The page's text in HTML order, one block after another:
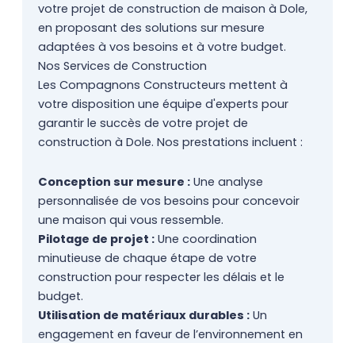
votre projet de construction de maison à Dole,
en proposant des solutions sur mesure
adaptées à vos besoins et à votre budget.
Nos Services de Construction
Les Compagnons Constructeurs mettent à
votre disposition une équipe d'experts pour
garantir le succès de votre projet de
construction à Dole. Nos prestations incluent :
Conception sur mesure :Une analyse
personnalisée de vos besoins pour concevoir
une maison qui vous ressemble.
Pilotage de projet :Une coordination
minutieuse de chaque étape de votre
construction pour respecter les délais et le
budget.
Utilisation de matériaux durables :Un
engagement en faveur de l’environnement en